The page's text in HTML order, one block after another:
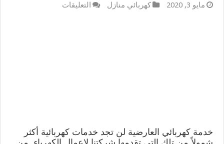
مايو 3, 2020 كهربائي منازل التعليقات
خدمة كهربائي العارضية لن تجد خدمات كهربائية أكثر